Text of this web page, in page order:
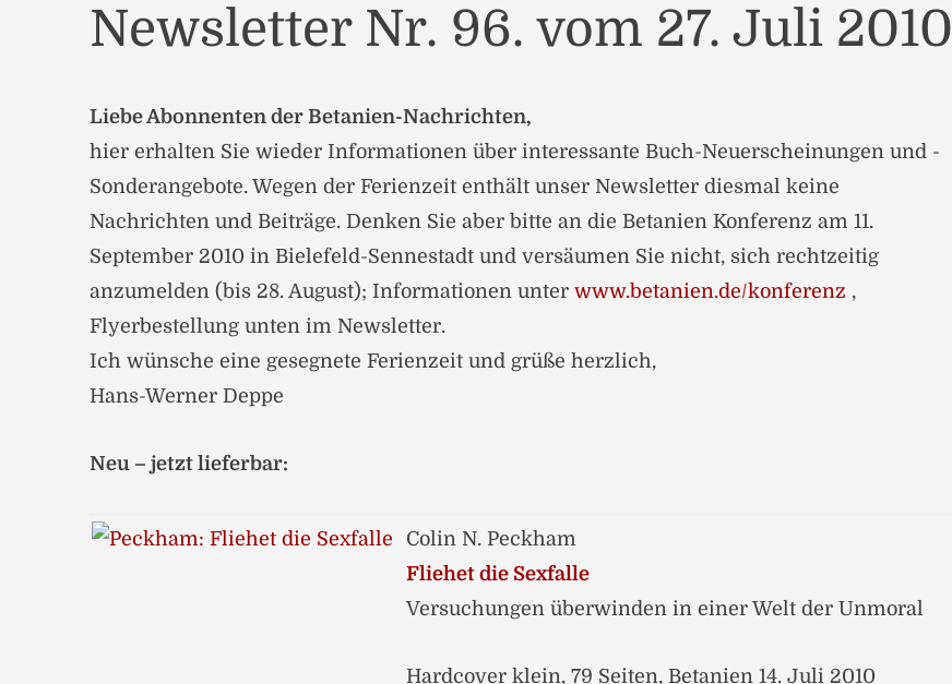
Newsletter Nr. 96. vom 27. Juli 2010
Liebe Abonnenten der Betanien-Nachrichten,
hier erhalten Sie wieder Informationen über interessante Buch-Neuerscheinungen und -
Sonderangebote. Wegen der Ferienzeit enthält unser Newsletter diesmal keine
Nachrichten und Beiträge. Denken Sie aber bitte an die Betanien Konferenz am 11.
September 2010 in Bielefeld-Sennestadt und versäumen Sie nicht, sich rechtzeitig
anzumelden (bis 28. August); Informationen unter www.betanien.de/konferenz ,
Flyerbestellung unten im Newsletter.
Ich wünsche eine gesegnete Ferienzeit und grüße herzlich,
Hans-Werner Deppe
Neu – jetzt lieferbar:
Colin N. Peckham
Fliehet die Sexfalle
Versuchungen überwinden in einer Welt der Unmoral
Hardcover klein, 79 Seiten, Betanien 14. Juli 2010